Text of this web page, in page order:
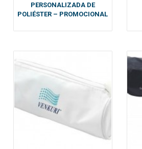
PERSONALIZADA DE
POLIÉSTER – PROMOCIONAL